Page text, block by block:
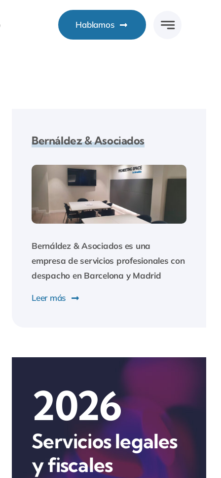
Hablamos
Bernáldez & Asociados
Bernáldez & Asociados es una
empresa de servicios profesionales con
despacho en Barcelona y Madrid
Leer más
2026
Servicios legales
y fiscales